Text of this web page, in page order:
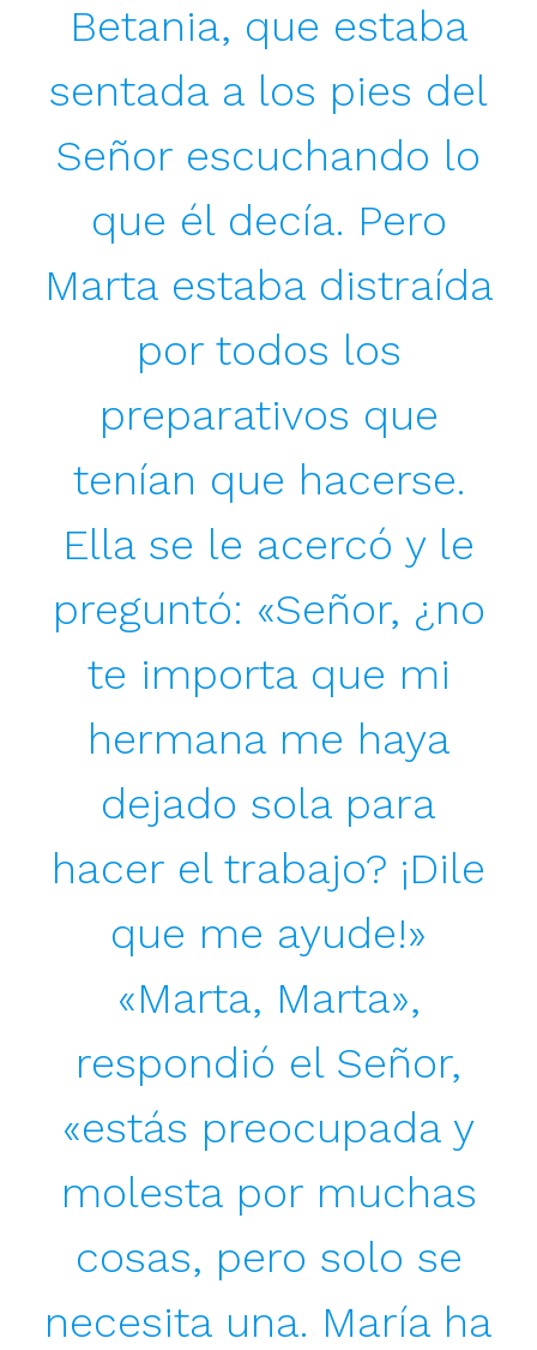
Betania, que estaba
sentada a los pies del
Señor escuchando lo
que él decía. Pero
Marta estaba distraída
por todos los
preparativos que
tenían que hacerse.
Ella se le acercó y le
preguntó: «Señor, ¿no
te importa que mi
hermana me haya
dejado sola para
hacer el trabajo? ¡Dile
que me ayude!»
«Marta, Marta»,
respondió el Señor,
«estás preocupada y
molesta por muchas
cosas, pero solo se
necesita una. María ha